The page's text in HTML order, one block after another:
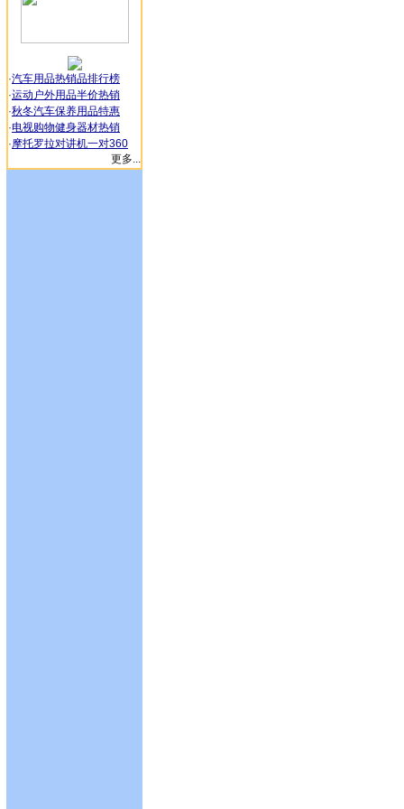
·汽车用品热销品排行榜
·运动户外用品半价热销
·秋冬汽车保养用品特惠
·电视购物健身器材热销
·摩托罗拉对讲机一对360
更多...